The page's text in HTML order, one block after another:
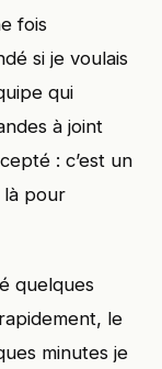
fois
si je voulais
qui
à joint
: c’est un
là pour
quelques
le
minutes je